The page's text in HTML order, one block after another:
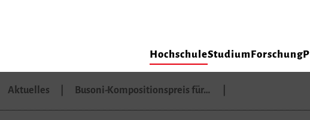
HochschuleStudiumForschung
Aktuelles Busoni-Kompositionspreis für…